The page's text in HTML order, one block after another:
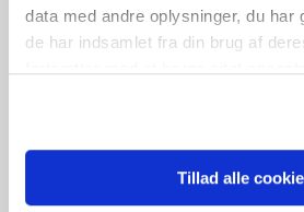
data med andre oplysninger, du har
de har indsamlet fra din brug af
Tillad alle
Tilføj til kurv